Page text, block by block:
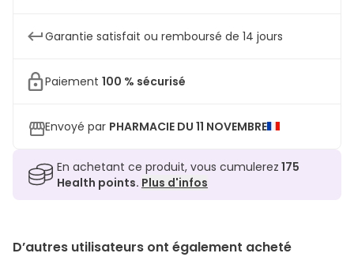
Garantie satisfait ou remboursé de 14 jours
Paiement 100 % sécurisé
Envoyé par PHARMACIE DU 11 NOVEMBRE
En achetant ce produit, vous cumulerez 175
Health points. Plus d'infos
D’autres utilisateurs ont également acheté